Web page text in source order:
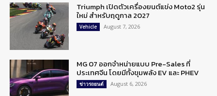
Triumph เปิดตัวเครื่องยนต์แข่ง Moto2 รุ่น
ใหม่ สำหรับฤดูกาล 2027
Vehicle August 7, 2026
MG 07 ออกจำหน่ายแบบ Pre-Sales ที่
ประเทศจีน โดยมีทั้งขุมพลัง EV และ PHEV
ข่าวรถยนต์ August 6, 2026